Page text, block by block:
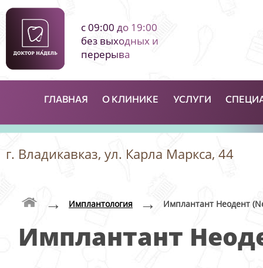
с 09:00 до 19:00
без выходных и
перерыва
ГЛАВНАЯ О КЛИНИКЕ УСЛУГИ
г. Владикавказ, ул. Карла Маркса, 44
→ Имплантология → Имплантант Неодент
Имплантант